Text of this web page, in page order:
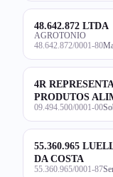
48.642.872 LTDA
AGROTONIO
48.642.872/0001-80
4R
PRODUTOS
09.494.500/0001-00
55.360.965
DA COSTA
55.360.965/0001-87